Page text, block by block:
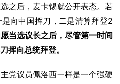
之后，麦卡锡就公开表态。若
向中国挥刀，二是清算拜登2
当选议长之后，尽管第一时间
挥向总统拜登。
党议员佩洛西一样是一个强硬